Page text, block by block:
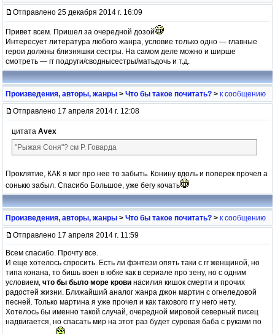
Отправлено 25 декабря 2014 г. 16:09
Привет всем. Пришел за очередной дозой
Интересует литература любого жанра, условие только одно — главные
герои должны близняшки сестры. На самом деле можно и ширше
смотреть — гг подруги/своднысестры/матьдочь и т.д.
Произведения, авторы, жанры > Что бы такое почитать? > к сообщению
Отправлено 17 апреля 2014 г. 12:08
цитата Avex
"Рыжая Соня"? см Р. Говарда
Проклятие, КАК я мог про нее то забыть. Конину вдоль и поперек прочел а
сонькю забыл. Спасибо Большое, уже бегу кочать
Произведения, авторы, жанры > Что бы такое почитать? > к сообщению
Отправлено 17 апреля 2014 г. 11:59
Всем спасибо. Прочту все.
И еще хотелось спросить. Есть ли фэнтези опять таки с гг женщиной, но
типа конана, то бишь воен в юбке как в сериале про зену, но с одним
условием, что бы было море крови насилия кишок смерти и прочих
радостей жизни. Ближайший аналог жанра джон мартин с огнеледовой
песней. Только мартина я уже прочел и как такового гг у него нету.
Хотелось бы именно такой случай, очередной мировой северный писец
надвигается, но спасать мир на этот раз будет суровая баба с руками по